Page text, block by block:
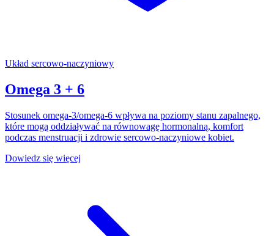
Układ sercowo-naczyniowy
Omega 3 + 6
Stosunek omega-3/omega-6 wpływa na poziomy stanu zapalnego,
które mogą oddziaływać na równowagę hormonalną, komfort
podczas menstruacji i zdrowie sercowo-naczyniowe kobiet.
Dowiedz się więcej